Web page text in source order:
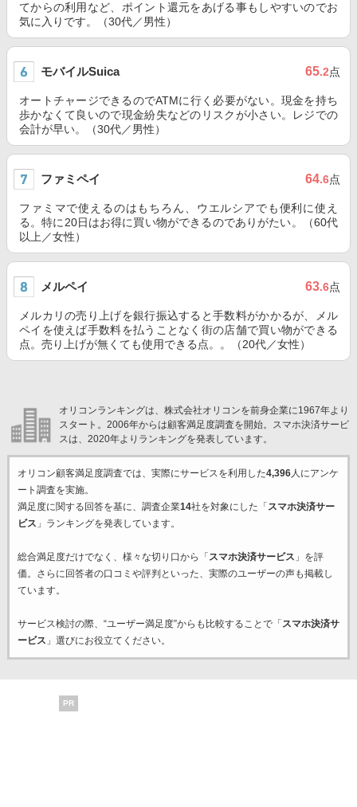
てからの利用など、ポイント還元をあげる事もしやすいのでお
気に入りです。（30代／男性）
モバイルSuica 65.2点
オートチャージできるのでATMに行く必要がない。現金を持ち
歩かなくて良いので現金紛失などのリスクが小さい。レジでの
会計が早い。（30代／男性）
ファミペイ 64.6点
ファミマで使えるのはもちろん、ウエルシアでも便利に使え
る。特に20日はお得に買い物ができるのでありがたい。（60代
以上／女性）
メルペイ 63.6点
メルカリの売り上げを銀行振込すると手数料がかかるが、メル
ペイを使えば手数料を払うことなく街の店舗で買い物ができる
点。売り上げが無くても使用できる点。。（20代／女性）
オリコンランキングは、株式会社オリコンを前身企業に1967年より
スタート。2006年からは顧客満足度調査を開始。スマホ決済サービ
スは、2020年よりランキングを発表しています。
オリコン顧客満足度調査では、実際にサービスを利用した4,396人にアンケ
ート調査を実施。
満足度に関する回答を基に、調査企業14社を対象にした「 スマホ決済サー
ビス 」ランキングを発表しています。
総合満足度だけでなく、様々な切り口から「 スマホ決済サービス 」を評
価。さらに回答者の口コミや評判といった、実際のユーザーの声も掲載し
ています。
サービス検討の際、“ユーザー満足度”からも比較することで「 スマホ決済サ
ービス 」選びにお役立てください。
PR